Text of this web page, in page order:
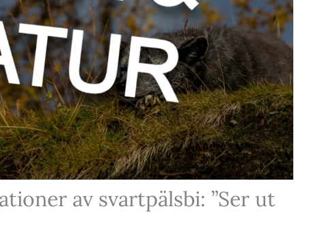
av svartpälsbi: ”Ser ut